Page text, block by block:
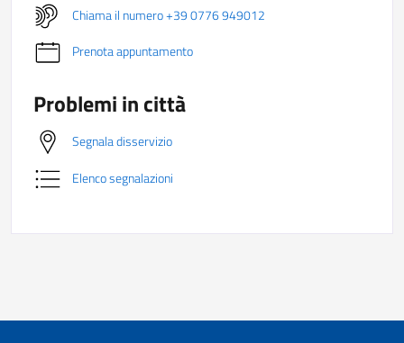
Chiama il numero +39 0776 949012
Prenota appuntamento
Problemi in città
Segnala disservizio
Elenco segnalazioni